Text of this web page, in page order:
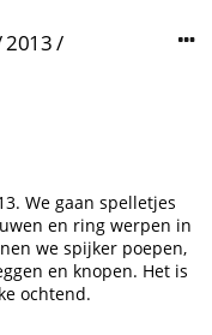
2013/
We gaan spelletjes
en ring werpen in
we spijker poepen,
en knopen. Het is
ochtend.